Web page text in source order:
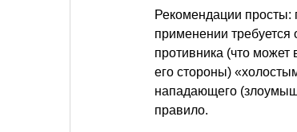
Рекомендации
применении
противника (что
его стороны)
нападающего
правило.